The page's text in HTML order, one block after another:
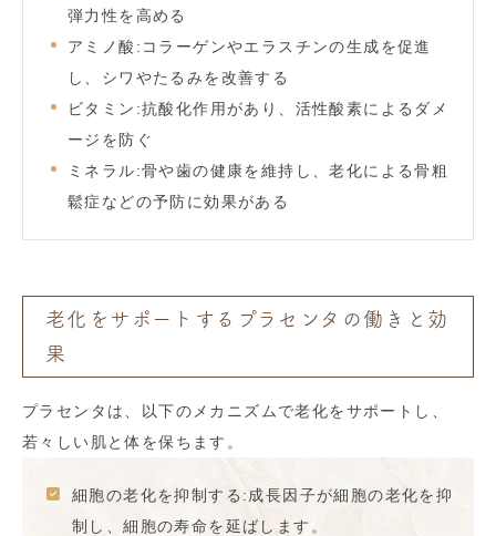
弾力性を高める
アミノ酸:コラーゲンやエラスチンの生成を促進
し、シワやたるみを改善する
ビタミン:抗酸化作用があり、活性酸素によるダメ
ージを防ぐ
ミネラル:骨や歯の健康を維持し、老化による骨粗
鬆症などの予防に効果がある
老化をサポートするプラセンタの働きと効
果
プラセンタは、以下のメカニズムで老化をサポートし、
若々しい肌と体を保ちます。
細胞の老化を抑制する:成長因子が細胞の老化を抑
制し、細胞の寿命を延ばします。